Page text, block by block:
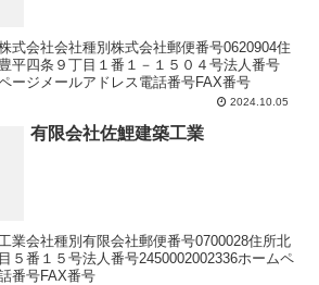
会社会社種別株式会社郵便番号0620904住
平四条９丁目１番１－１５０４号法人番号
ージメールアドレス電話番号FAX番号
2024.10.05
有限会社佐鯉建築工業
業会社種別有限会社郵便番号0700028住所北
５番１５号法人番号2450002002336ホームペ
番号FAX番号